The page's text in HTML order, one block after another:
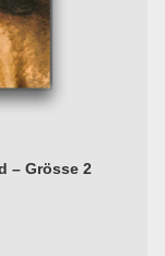
– Grösse 2